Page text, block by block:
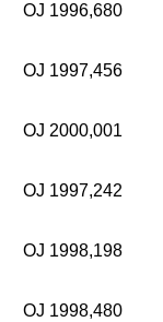
OJ 1996,680
OJ 1997,456
OJ 2000,001
OJ 1997,242
OJ 1998,198
OJ 1998,480